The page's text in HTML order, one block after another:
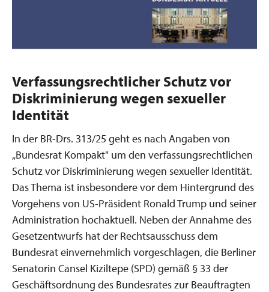
Verfassungsrechtlicher Schutz vor
Diskriminierung wegen sexueller
Identität
In der BR-Drs. 313/25 geht es nach Angaben von
„Bundesrat Kompakt" um den verfassungsrechtlichen
Schutz vor Diskriminierung wegen sexueller Identität.
Das Thema ist insbesondere vor dem Hintergrund des
Vorgehens von US-Präsident Ronald Trump und seiner
Administration hochaktuell. Neben der Annahme des
Gesetzentwurfs hat der Rechtsausschuss dem
Bundesrat einvernehmlich vorgeschlagen, die Berliner
Senatorin Cansel Kiziltepe (SPD) gemäß § 33 der
Geschäftsordnung des Bundesrates zur Beauftragten